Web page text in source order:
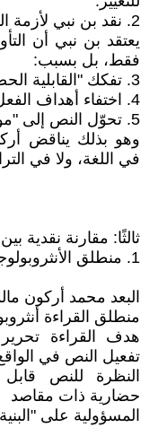
2. نقد بن نبي لأزمة التأويل الإسلامي
يعتقد بن نبي أن
فقط، بل بسبب:
3. تفكك "القابلية الحضارية" في الداخل
4. اختفاء أهداف الفعل الإنساني
5. تحوّل النص إلى "موضوع جدل" لا "موضوع بناء"
وهو بذلك يناقض
في اللغة، ولا في
ثالثًا: مقارنة نقدية
1. منطلق الأنثروبولوجيا مقابل منطلق الحضارة
البعد محمد أركون
منطلق القراءة
هدف القراءة
تفعيل النص في
النظرة للنص قابل
حضارية ذات مقاصد
المسؤولية على